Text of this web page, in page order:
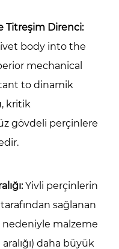
Titreşim Direnci:
body into the
mechanical
todinamik
kritik
gövdeli perçinlere
Yivli perçinlerin
tarafından sağlanan
malzeme
daha büyük